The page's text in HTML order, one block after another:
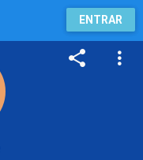
ENTRAR